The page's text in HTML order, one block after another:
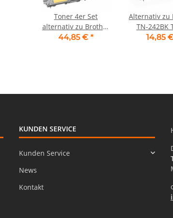
Toner 4er Set
alternativ zu Brother
TN-242, TN-246
44,85 € *
Alternativ zu
TN-242BK
14,85
KUNDEN SERVICE
Kunden Service
News
Kontakt